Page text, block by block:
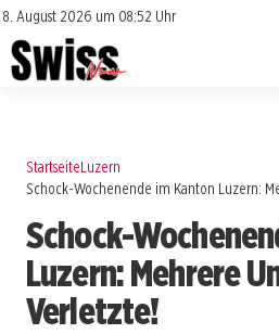
8. August 2026 um 08:52 Uhr
Impressum
Datenschutz
Jobs
Events
StartseiteLuzern
Schock-Wochenende im Kanton Luzern:
Schock-
Luzern: Mehrere
Verletzte!